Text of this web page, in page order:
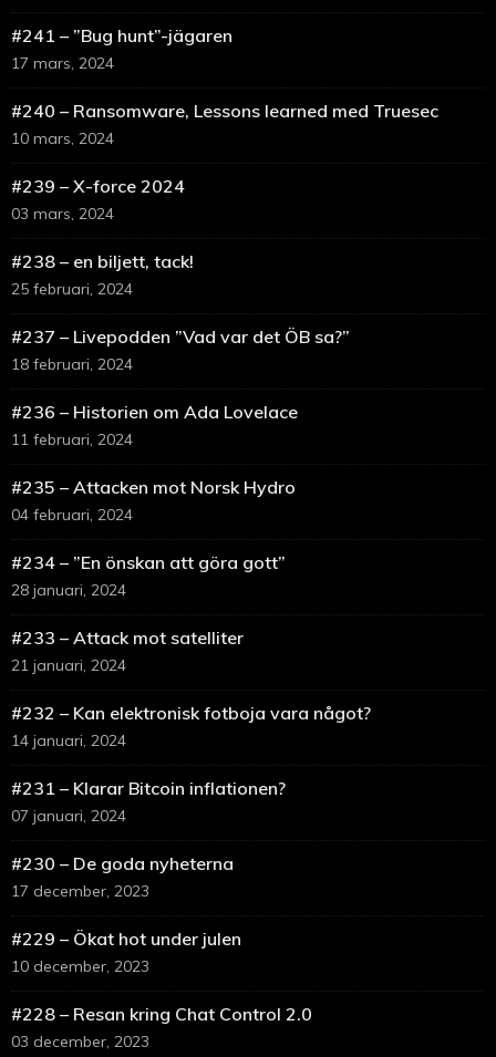
#241 – ”Bug hunt”-jägaren
17 mars, 2024
#240 – Ransomware, Lessons learned med Truesec
10 mars, 2024
#239 – X-force 2024
03 mars, 2024
#238 – en biljett, tack!
25 februari, 2024
#237 – Livepodden ”Vad var det ÖB sa?”
18 februari, 2024
#236 – Historien om Ada Lovelace
11 februari, 2024
#235 – Attacken mot Norsk Hydro
04 februari, 2024
#234 – ”En önskan att göra gott”
28 januari, 2024
#233 – Attack mot satelliter
21 januari, 2024
#232 – Kan elektronisk fotboja vara något?
14 januari, 2024
#231 – Klarar Bitcoin inflationen?
07 januari, 2024
#230 – De goda nyheterna
17 december, 2023
#229 – Ökat hot under julen
10 december, 2023
#228 – Resan kring Chat Control 2.0
03 december, 2023